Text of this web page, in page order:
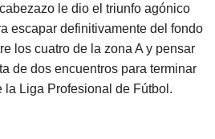
le dio el triunfo agónico
escapar definitivamente del fondo
los cuatro de la zona A y pensar
de dos encuentros para terminar
la Liga Profesional de Fútbol.